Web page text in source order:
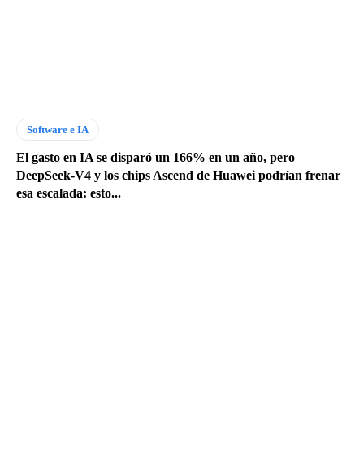
Software e IA
El gasto en IA se disparó un 166% en un año, pero
DeepSeek-V4 y los chips Ascend de Huawei podrían frenar
esa escalada: esto...